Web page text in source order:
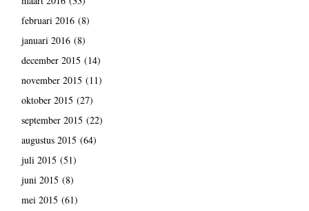
februari 2016(8)
januari 2016(8)
december 2015 (14)
november 2015 (11)
oktober 2015 (27)
september 2015 (22)
augustus 2015 (64)
juli 2015 (51)
juni 2015 (8)
mei 2015 (61)